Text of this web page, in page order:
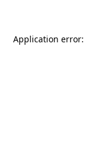
Application